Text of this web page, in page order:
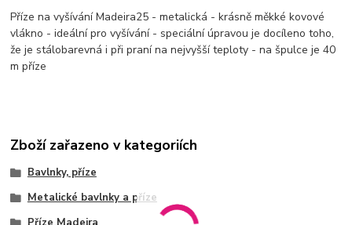
Příze na vyšívání Madeira25 - metalická - krásně měkké kovové
vlákno - ideální pro vyšívání - speciální úpravou je docíleno toho,
že je stálobarevná i při praní na nejvyšší teploty - na špulce je 40
m příze
Zboží zařazeno v kategoriích
Bavlnky, příze
Metalické bavlnky a příze